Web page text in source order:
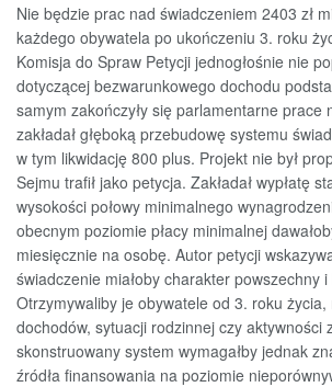
Nie będzie prac nad świadczeniem 2403 zł
każdego obywatela po ukończeniu 3. roku
Komisja do Spraw Petycji jednogłośnie nie
dotyczącej bezwarunkowego dochodu
samym zakończyły się parlamentarne prace
zakładał głęboką przebudowę systemu
w tym likwidację 800 plus. Projekt nie był
Sejmu trafił jako petycja. Zakładał wypłatę
wysokości połowy minimalnego
obecnym poziomie płacy minimalnej
miesięcznie na osobę. Autor petycji
świadczenie miałoby charakter powszechny
Otrzymywaliby je obywatele od 3. roku życia,
dochodów, sytuacji rodzinnej czy aktywności
skonstruowany system wymagałby jednak
źródła finansowania na poziomie